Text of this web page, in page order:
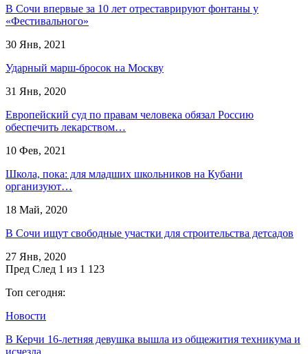
В Сочи впервые за 10 лет отреставрируют фонтаны у
«Фестивального»
30 Янв, 2021
Ударный марш-бросок на Москву
31 Янв, 2020
Европейский суд по правам человека обязал Россию
обеспечить лекарством…
10 Фев, 2021
Школа, пока: для младших школьников на Кубани
организуют…
18 Май, 2020
В Сочи ищут свободные участки для строительства детсадов
27 Янв, 2020
Пред След 1 из 1 123
Топ сегодня:
Новости
В Керчи 16-летняя девушка вышла из общежития техникума и
исчезла